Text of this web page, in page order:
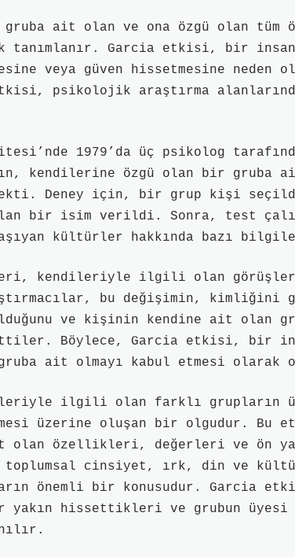
ait olan ve ona özgü olan
tanımlanır. Garcia etkisi, bir
veya güven hissetmesine neden
psikolojik araştırma
1979’da üç psikolog
kendilerine özgü olan bir gruba
Deney için, bir grup kişi
bir isim verildi. Sonra, test
kültürler hakkında bazı
kendileriyle ilgili olan
bu değişimin, kimliğini
ve kişinin kendine ait olan
Böylece, Garcia etkisi, bir
ait olmayı kabul etmesi olarak
ilgili olan farklı grupların
üzerine oluşan bir olgudur. Bu
olan özellikleri, değerleri ve ön
toplumsal cinsiyet, ırk, din ve
önemli bir konusudur. Garcia
yakın hissettikleri ve grubun üyesi